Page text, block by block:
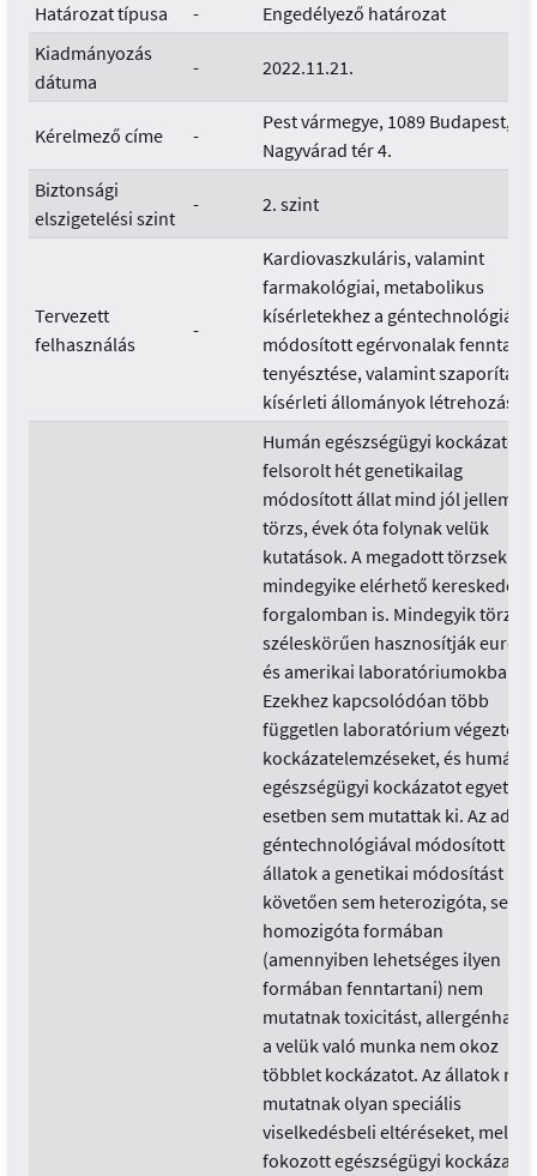
Határozat típusa
-
Engedélyező határozat
Kiadmányozás
dátuma
- 2022.11.21.
Kérelmező címe -
Pest vármegye, 1089 Budapest,
Nagyvárad tér 4.
Biztonsági
elszigetelési szint
- 2. szint
Tervezett
felhasználás
-
Kardiovaszkuláris, valamint
farmakológiai, metabolikus
kísérletekhez a géntechnológiával
módosított egérvonalak fenntartó
tenyésztése, valamint szaporítása,
kísérleti állományok létrehozása.
Humán egészségügyi kockázatok:
felsorolt hét genetikailag
módosított állat mind jól
törzs, évek óta folynak velük
kutatások. A megadott törzsek
mindegyike elérhető
forgalomban is. Mindegyik törzset
széleskörűen hasznosítják
és amerikai laboratóriumokban.
Ezekhez kapcsolódóan több
független laboratórium végezte el
kockázatelemzéseket, és humán
egészségügyi kockázatot egyetlen
esetben sem mutattak ki. Az adott
géntechnológiával módosított
állatok a genetikai módosítást
követően sem heterozigóta, sem
homozigóta formában
(amennyiben lehetséges ilyen
formában fenntartani) nem
mutatnak toxicitást,
a velük való munka nem okoz
többlet kockázatot. Az állatok
mutatnak olyan speciális
viselkedésbeli eltéréseket, mely
fokozott egészségügyi kockázatot